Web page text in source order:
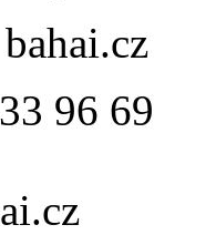
96 69